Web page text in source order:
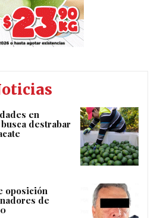
en
destrabar
oposición
de